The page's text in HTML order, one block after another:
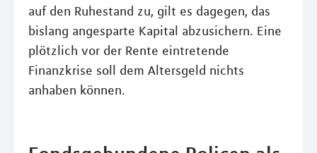
auf den Ruhestand zu, gilt es dagegen, das
bislang angesparte Kapital abzusichern. Eine
plötzlich vor der Rente eintretende
Finanzkrise soll dem Altersgeld nichts
anhaben können.